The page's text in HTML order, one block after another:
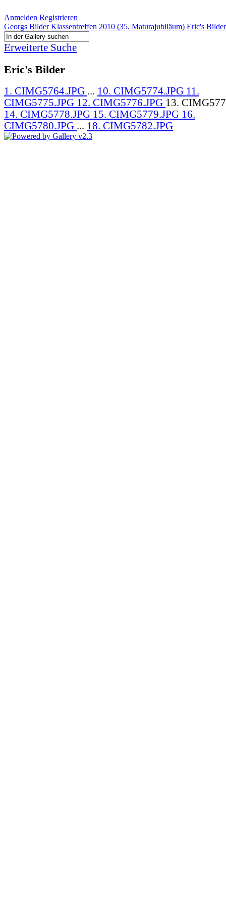
Anmelden Registrieren
Georgs Bilder Klassentreffen 2010 (35. Maturajubiläum) Eric's Bilder
Erweiterte Suche
Eric's Bilder
1. CIMG5764.JPG ... 10. CIMG5774.JPG 11.
CIMG5775.JPG 12. CIMG5776.JPG 13.
14. CIMG5778.JPG 15. CIMG5779.JPG 16.
CIMG5780.JPG ... 18. CIMG5782.JPG